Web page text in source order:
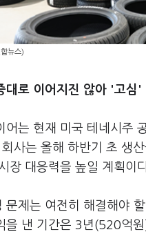
뉴스)
대로 이어지진 않아 '고심'
어는 현재 미국 테네시주
사는 올해 하반기 초 생
장 대응력을 높일 계획이
문제는 여전히 해결해야
을 낸 기간은 3년(520억